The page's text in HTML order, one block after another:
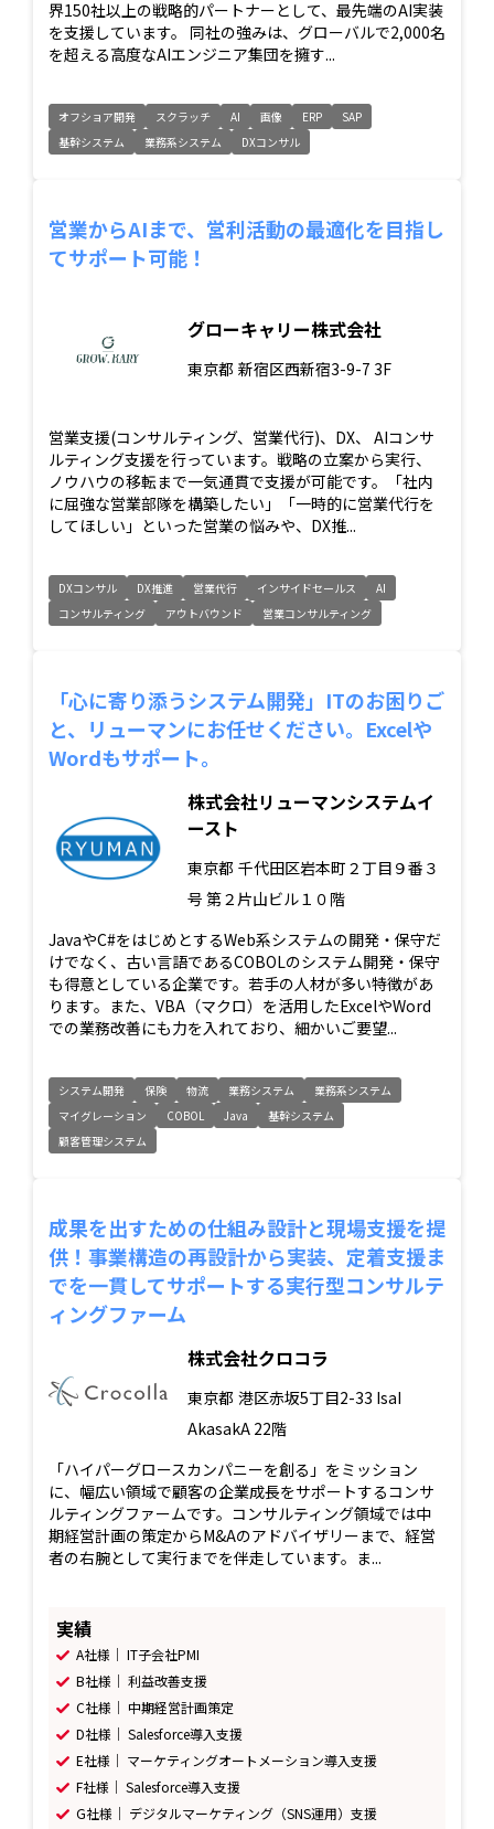
界150社以上の戦略的パートナーとして、最先端のAI実装
を支援しています。 同社の強みは、グローバルで2,000名
を超える高度なAIエンジニア集団を擁す...
オフショア開発 スクラッチ AI 画像 ERP
SAP
基幹システム
業務系システム DXコンサル
営業からAIまで、営利活動の最適化を目指し
てサポート可能！
グローキャリー株式会社
東京都 新宿区西新宿3-9-7 3F
営業支援(コンサルティング、営業代行)、DX、 AIコンサ
ルティング支援を行っています。戦略の立案から実行、
ノウハウの移転まで一気通貫で支援が可能です。「社内
に屈強な営業部隊を構築したい」「一時的に営業代行を
してほしい」といった営業の悩みや、DX推...
DXコンサル DX推進 営業代行 インサイドセールス
AI
コンサルティング
アウトバウンド 営業コンサルティング
「心に寄り添うシステム開発」ITのお困りご
と、リューマンにお任せください。Excelや
Wordもサポート。
株式会社リューマンシステムイ
ースト
東京都 千代田区岩本町２丁目９番３
号 第２片山ビル１０階
JavaやC#をはじめとするWeb系システムの開発・保守だ
けでなく、古い言語であるCOBOLのシステム開発・保守
も得意としている企業です。若手の人材が多い特徴があ
ります。また、VBA（マクロ）を活用したExcelやWord
での業務改善にも力を入れており、細かいご要望...
システム開発 保険 物流 業務システム
業務系システム
マイグレーション
COBOL Java
基幹システム
顧客管理システム
成果を出すための仕組み設計と現場支援を提
供！事業構造の再設計から実装、定着支援ま
でを一貫してサポートする実行型コンサルテ
ィングファーム
株式会社クロコラ
東京都 港区赤坂5丁目2-33 IsaI
AkasakA 22階
「ハイパーグロースカンパニーを創る」をミッション
に、幅広い領域で顧客の企業成長をサポートするコンサ
ルティングファームです。コンサルティング領域では中
期経営計画の策定からM&Aのアドバイザリーまで、経営
者の右腕として実行までを伴走しています。ま...
実績
A社様｜ IT子会社PMI
B社様｜ 利益改善支援
C社様｜ 中期経営計画策定
D社様｜ Salesforce導入支援
E社様｜ マーケティングオートメーション導入支援
F社様｜ Salesforce導入支援
G社様｜ デジタルマーケティング（SNS運用）支援